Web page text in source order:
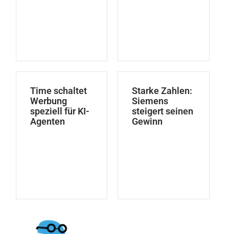
Time schaltet
Werbung
speziell für KI-
Agenten
Starke Zahlen:
Siemens
steigert seinen
Gewinn